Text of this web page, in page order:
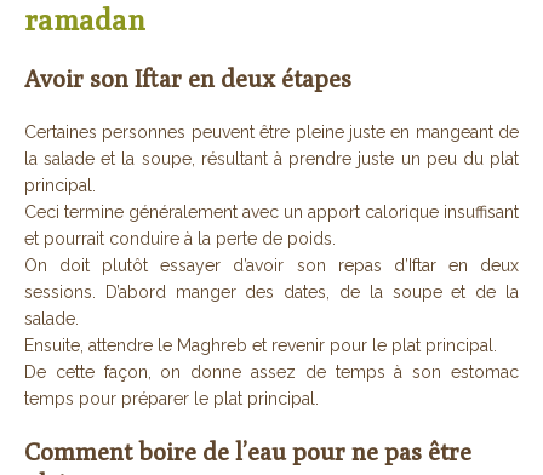
ramadan
Avoir son Iftar en deux étapes
Certaines personnes peuvent être pleine juste en mangeant de
la salade et la soupe, résultant à prendre juste un peu du plat
principal.
Ceci termine généralement avec un apport calorique insuffisant
et pourrait conduire à la perte de poids.
On doit plutôt essayer d’avoir son repas d’Iftar en deux
sessions. D’abord manger des dates, de la soupe et de la
salade.
Ensuite, attendre le Maghreb et revenir pour le plat principal.
De cette façon, on donne assez de temps à son estomac
temps pour préparer le plat principal.
Comment boire de l’eau pour ne pas être